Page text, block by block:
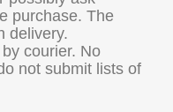
purchase. The
delivery.
courier. No
not submit lists of